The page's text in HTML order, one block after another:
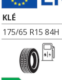
KLÉ
175/65 R15 84H